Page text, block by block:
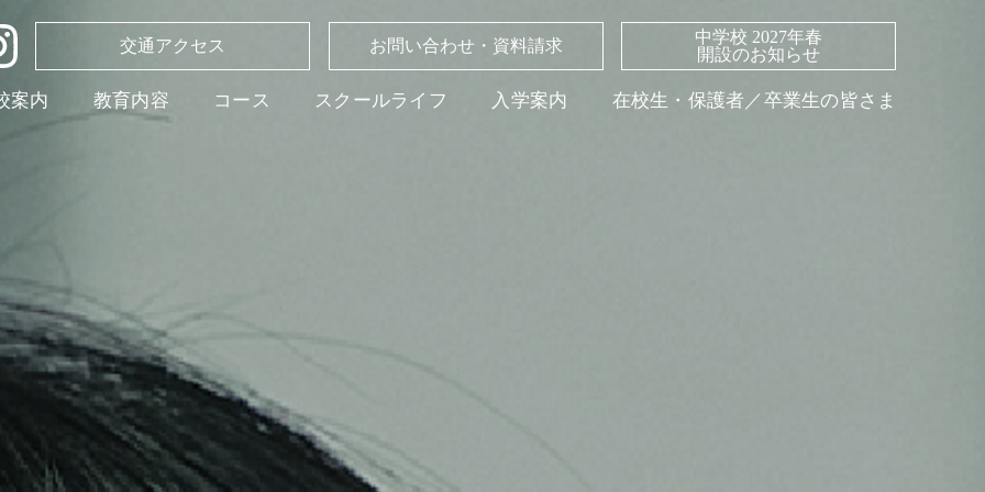
交通アクセス お問い合わせ・資料請求
中学校 2027年春
開設のお知らせ
案内 教育内容 コース スクールライフ 入学案内 在校生・保護者／卒業生の皆さま